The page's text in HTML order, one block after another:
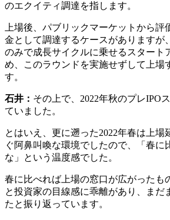
のエクイティ調達を指します。
上場後、パブリックマーケットから評
金として調達するケースがありますが
のみで成長サイクルに乗せるスタート
め、このラウンドを実施せずして上場
す。
石井： その上で、2022年秋のプレIPO
ていました。
とはいえ、更に遡った2022年春は上場
ぐ阿鼻叫喚な環境でしたので、「春に
な」という温度感でした。
春に比べれば上場の窓口が広がったも
と投資家の目線感に乖離があり、まだ
たと振り返っています。